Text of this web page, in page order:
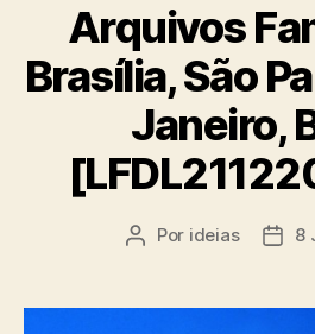
Arquivos
Brasília, São
Janeiro,
Autor
Por ideias
Data
8